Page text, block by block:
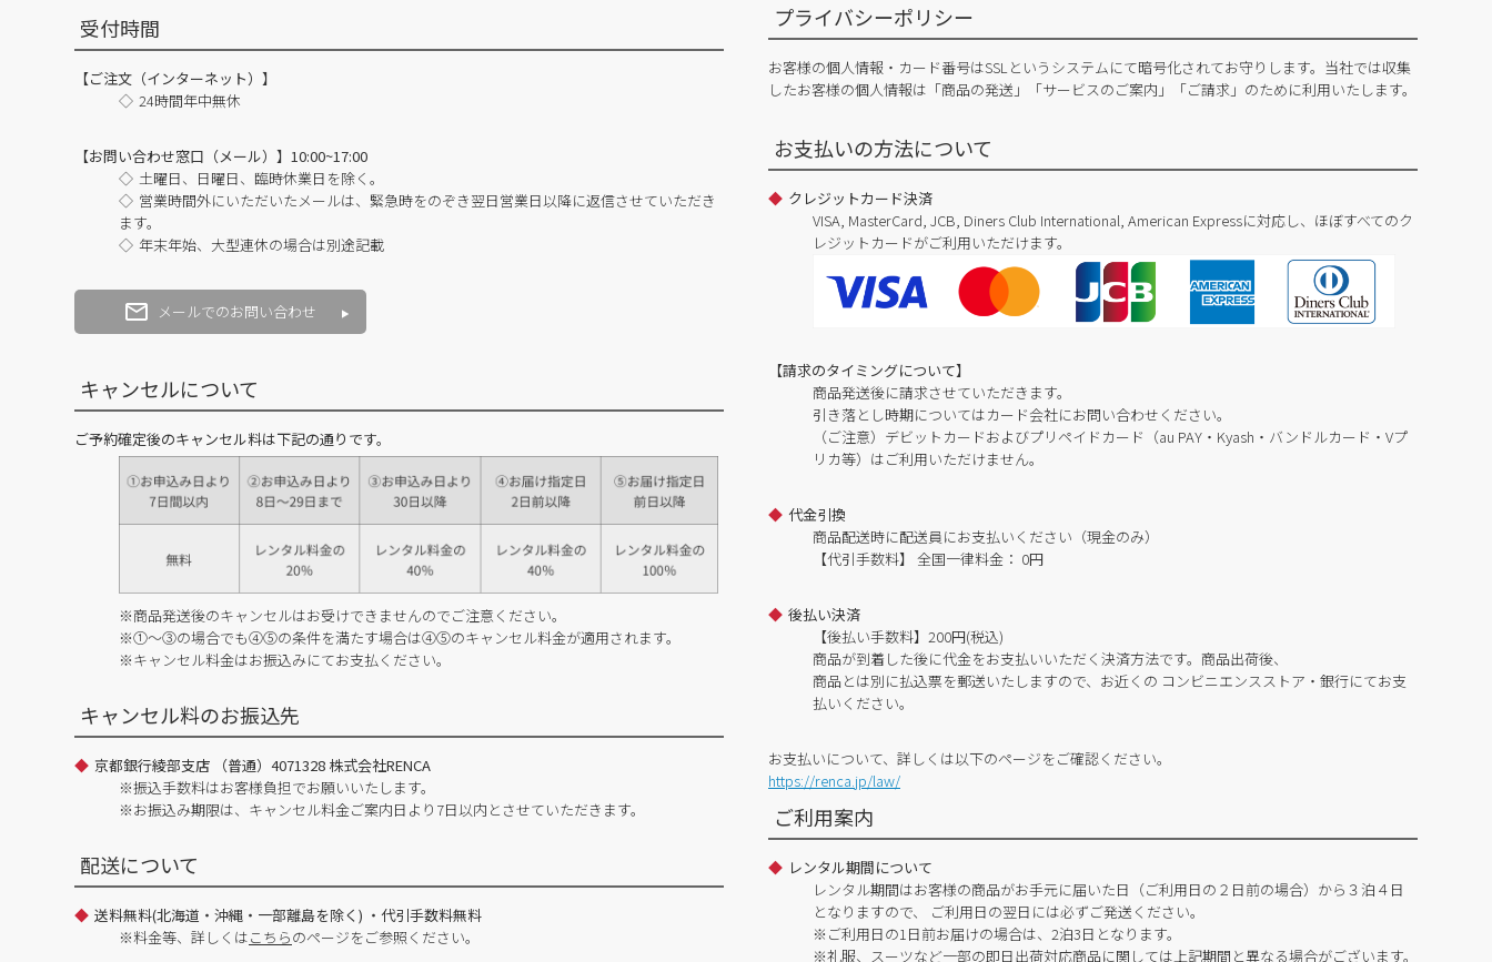
受付時間
【ご注文（インターネット）】
24時間年中無休
【お問い合わせ窓口（メール）】10:00~17:00
土曜日、日曜日、臨時休業日を除く。
営業時間外にいただいたメールは、緊急時をのぞき翌日営業日以降に返信させていただき
ます。
年末年始、大型連休の場合は別途記載
メールでのお問い合わせ
キャンセルについて
ご予約確定後のキャンセル料は下記の通りです。
※商品発送後のキャンセルはお受けできませんのでご注意ください。
※①～③の場合でも④⑤の条件を満たす場合は④⑤のキャンセル料金が適用されます。
※キャンセル料金はお振込みにてお支払ください。
キャンセル料のお振込先
京都銀行綾部支店 （普通）4071328 株式会社RENCA
※振込手数料はお客様負担でお願いいたします。
※お振込み期限は、キャンセル料金ご案内日より7日以内とさせていただきます。
配送について
送料無料(北海道・沖縄・一部離島を除く) ・代引手数料無料
※料金等、詳しくはこちらのページをご参照ください。
プライバシーポリシー
お客様の個人情報・カード番号はSSLというシステムにて暗号化されてお守りします。当社では収集
したお客様の個人情報は「商品の発送」「サービスのご案内」「ご請求」のために利用いたします。
お支払いの方法について
クレジットカード決済
VISA, MasterCard, JCB, Diners Club International, American Expressに対応し、ほぼすべてのク
レジットカードがご利用いただけます。
【請求のタイミングについて】
商品発送後に請求させていただきます。
引き落とし時期についてはカード会社にお問い合わせください。
（ご注意）デビットカードおよびプリペイドカード（au PAY・Kyash・バンドルカード・Vプ
リカ等）はご利用いただけません。
代金引換
商品配送時に配送員にお支払いください（現金のみ）
【代引手数料】 全国一律料金： 0円
後払い決済
【後払い手数料】200円(税込)
商品が到着した後に代金をお支払いいただく決済方法です。商品出荷後、
商品とは別に払込票を郵送いたしますので、お近くの コンビニエンスストア・銀行にてお支
払いください。
お支払いについて、詳しくは以下のページをご確認ください。
https://renca.jp/law/
ご利用案内
レンタル期間について
レンタル期間はお客様の商品がお手元に届いた日（ご利用日の２日前の場合）から３泊４日
となりますので、 ご利用日の翌日には必ずご発送ください。
※ご利用日の1日前お届けの場合は、2泊3日となります。
※礼服、スーツなど一部の即日出荷対応商品に関しては上記期間と異なる場合がございます。